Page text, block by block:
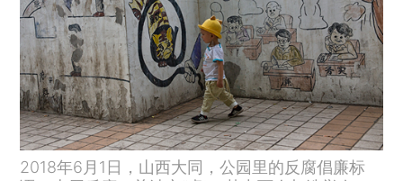
2018年6月1日，山西大同，公园里的反腐倡廉标